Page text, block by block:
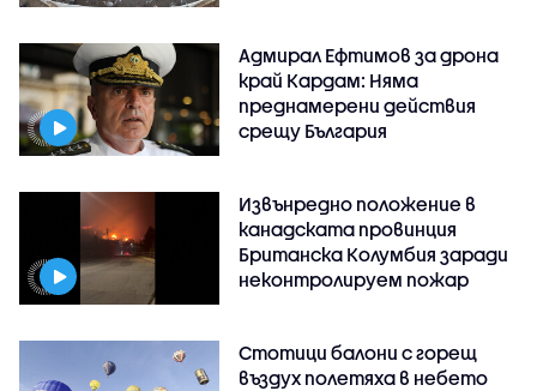
Адмирал Ефтимов за дрона
край Кардам: Няма
преднамерени действия
срещу България
Извънредно положение в
канадската провинция
Британска Колумбия заради
неконтролируем пожар
Стотици балони с горещ
въздух полетяха в небето